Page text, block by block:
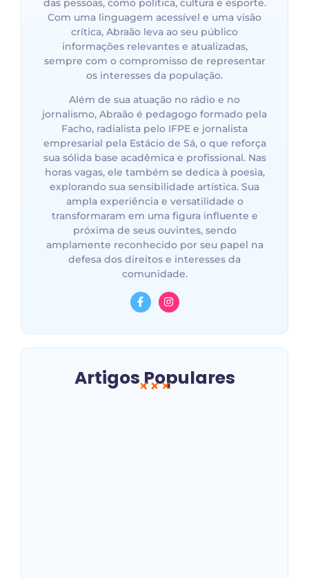
das pessoas, como política, cultura e esporte.
Com uma linguagem acessível e uma visão
crítica, Abraão leva ao seu público
informações relevantes e atualizadas,
sempre com o compromisso de representar
os interesses da população.
Além de sua atuação no rádio e no
jornalismo, Abraão é pedagogo formado pela
Facho, radialista pelo IFPE e jornalista
empresarial pela Estácio de Sá, o que reforça
sua sólida base acadêmica e profissional. Nas
horas vagas, ele também se dedica à poesia,
explorando sua sensibilidade artística. Sua
ampla experiência e versatilidade o
transformaram em uma figura influente e
próxima de seus ouvintes, sendo
amplamente reconhecido por seu papel na
defesa dos direitos e interesses da
comunidade.
Artigos Populares